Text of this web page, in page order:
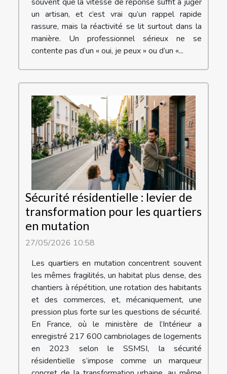
souvent que la vitesse de réponse suffit à juger
un artisan, et c’est vrai qu’un rappel rapide
rassure, mais la réactivité se lit surtout dans la
manière. Un professionnel sérieux ne se
contente pas d’un « oui, je peux » ou d’un «...
Sécurité résidentielle : levier de
transformation pour les quartiers
en mutation
27/05/2026 10:58
Les quartiers en mutation concentrent souvent
les mêmes fragilités, un habitat plus dense, des
chantiers à répétition, une rotation des habitants
et des commerces, et, mécaniquement, une
pression plus forte sur les questions de sécurité.
En France, où le ministère de l’Intérieur a
enregistré 217 600 cambriolages de logements
en 2023 selon le SSMSI, la sécurité
résidentielle s’impose comme un marqueur